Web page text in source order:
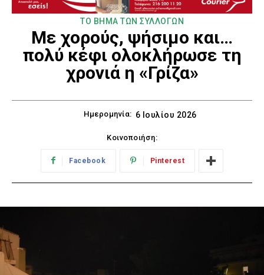
ΤΟ ΒΗΜΑ ΤΩΝ ΣΥΛΛΟΓΩΝ
Με χορούς, ψήσιμο και…
πολύ κέφι ολοκλήρωσε τη
χρονιά η «Γρίζα»
Ημερομηνία: 6 Ιουλίου 2026
Κοινοποιήση:
Facebook Pinterest